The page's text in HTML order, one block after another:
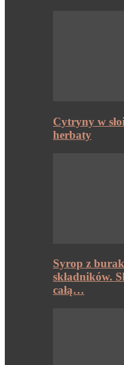
Cytryny w
herbaty
Syrop z
składników.
całą…